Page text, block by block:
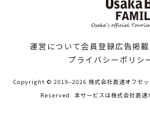
運営について会員登録広告掲
プライバシーポリシ
Copyright © 2019–2026 株式会社高速オフセ
Reserved. 本サービスは株式会社高速